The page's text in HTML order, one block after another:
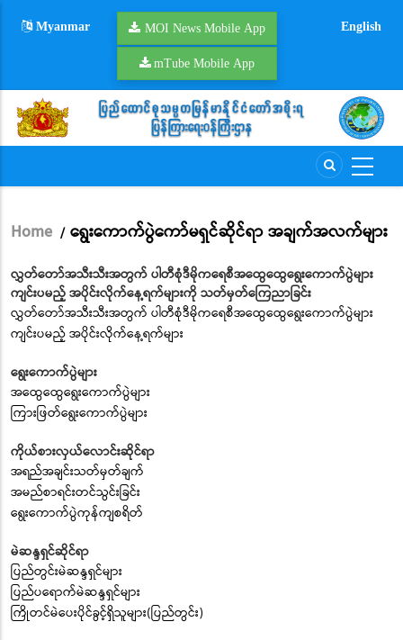
Myanmar MOI News Mobile App
mTube Mobile App
English
Breadcrumb
Home / ရွေးကောက်ပွဲကော်မရှင်ဆိုင်ရာ အချက်အလက်များ
လွှတ်တော်အသီးသီးအတွက် ပါတီစုံဒီမိုကရေစီအထွေထွေရွေးကောက်ပွဲများ
ကျင်းပမည့် အပိုင်းလိုက်နေ့ရက်များကို သတ်မှတ်ကြေညာခြင်း
လွှတ်တော်အသီးသီးအတွက် ပါတီစုံဒီမိုကရေစီအထွေထွေရွေးကောက်ပွဲများ
ကျင်းပမည့် အပိုင်းလိုက်နေ့ရက်များ
ရွေးကောက်ပွဲများ
အထွေထွေရွေးကောက်ပွဲများ
ကြားဖြတ်ရွေးကောက်ပွဲများ
ကိုယ်စားလှယ်လောင်းဆိုင်ရာ
အရည်အချင်းသတ်မှတ်ချက်
အမည်စာရင်းတင်သွင်းခြင်း
ရွေးကောက်ပွဲကုန်ကျစရိတ်
မဲဆန္ဒရှင်ဆိုင်ရာ
ပြည်တွင်းမဲဆန္ဒရှင်များ
ပြည်ပရောက်မဲဆန္ဒရှင်များ
ကြိုတင်မဲပေးပိုင်ခွင့်ရှိသူများ(ပြည်တွင်း)